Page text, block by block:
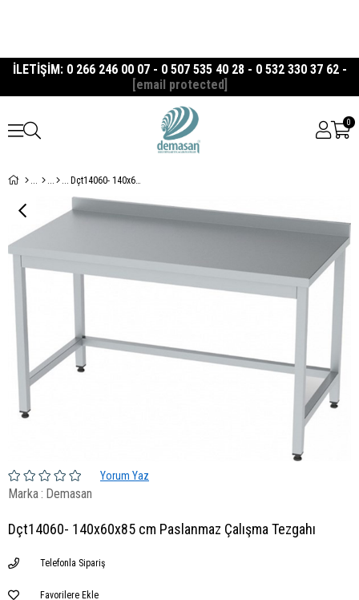
İLETİŞİM: 0 266 246 00 07 - 0 507 535 40 28 - 0 532 330 37 62 -
[email protected]
0
Dçt14060- 140x60x85 cm Paslanmaz Çalışma Tezgahı
Yorum Yaz
Marka : Demasan
Dçt14060- 140x60x85 cm Paslanmaz Çalışma Tezgahı
Telefonla Sipariş
Favorilere Ekle